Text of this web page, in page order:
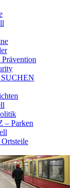
– Parken